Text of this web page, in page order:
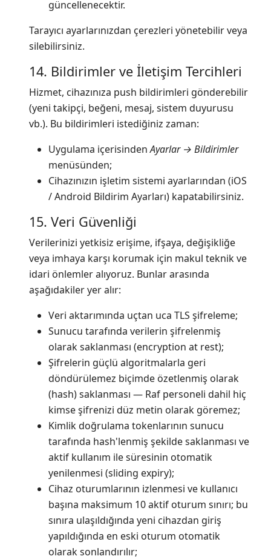
güncellenecektir.
Tarayıcı ayarlarınızdan çerezleri yönetebilir veya
silebilirsiniz.
14. Bildirimler ve İletişim Tercihleri
Hizmet, cihazınıza push bildirimleri gönderebilir
(yeni takipçi, beğeni, mesaj, sistem duyurusu
vb.). Bu bildirimleri istediğiniz zaman:
Uygulama içerisindenAyarlar → Bildirimler
menüsünden;
Cihazınızın işletim sistemi ayarlarından (iOS
/ Android Bildirim Ayarları) kapatabilirsiniz.
15. Veri Güvenliği
Verilerinizi yetkisiz erişime, ifşaya, değişikliğe
veya imhaya karşı korumak için makul teknik ve
idari önlemler alıyoruz. Bunlar arasında
aşağıdakiler yer alır:
Veri aktarımında uçtan uca TLS şifreleme;
Sunucu tarafında verilerin şifrelenmiş
olarak saklanması (encryption at rest);
Şifrelerin güçlü algoritmalarla geri
döndürülemez biçimde özetlenmiş olarak
(hash) saklanması — Raf personeli dahil hiç
kimse şifrenizi düz metin olarak göremez;
Kimlik doğrulama tokenlarının sunucu
tarafında hash'lenmiş şekilde saklanması ve
aktif kullanım ile süresinin otomatik
yenilenmesi (sliding expiry);
Cihaz oturumlarının izlenmesi ve kullanıcı
başına maksimum 10 aktif oturum sınırı; bu
sınıra ulaşıldığında yeni cihazdan giriş
yapıldığında en eski oturum otomatik
olarak sonlandırılır;